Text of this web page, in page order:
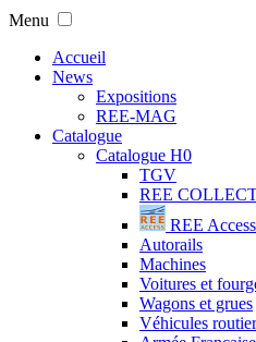
Menu
Accueil
News
Expositions
REE-MAG
Catalogue
Catalogue H0
TGV
REE
REE Access
Autorails
Machines
Voitures et
Wagons et grues
Véhicules